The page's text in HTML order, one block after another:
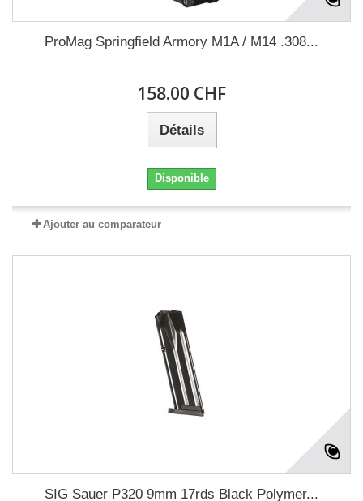
ProMag Springfield Armory M1A / M14 .308...
158.00 CHF
Détails
Disponible
Ajouter au comparateur
SIG Sauer P320 9mm 17rds Black Polymer...